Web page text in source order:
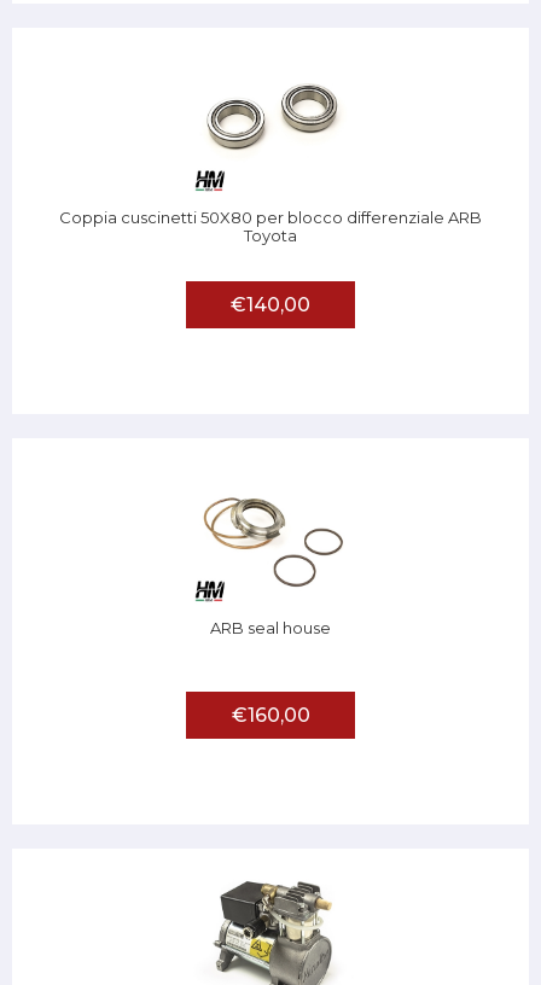
Coppia cuscinetti 50X80 per blocco differenziale ARB
Toyota
€140,00
ARB seal house
€160,00